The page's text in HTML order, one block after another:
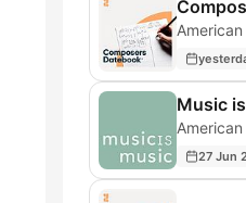
Music
27 Jun